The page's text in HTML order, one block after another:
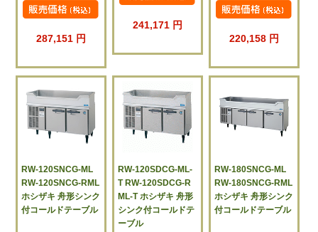
287,151 円
241,171 円
220,158 円
RW-120SNCG-ML
RW-120SNCG-RML
ホシザキ 舟形シンク
付コールドテーブル
RW-120SDCG-ML-
T RW-120SDCG-R
ML-T ホシザキ 舟形
シンク付コールドテ
ーブル
RW-180SNCG-ML
RW-180SNCG-RML
ホシザキ 舟形シンク
付コールドテーブル